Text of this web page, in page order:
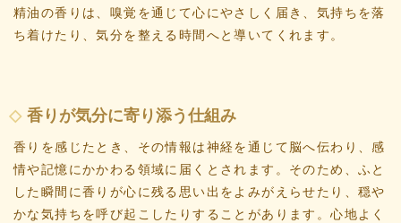
精油の香りは、嗅覚を通じて心にやさしく届き、気持ちを落
ち着けたり、気分を整える時間へと導いてくれます。
香りが気分に寄り添う仕組み
香りを感じたとき、その情報は神経を通じて脳へ伝わり、感
情や記憶にかかわる領域に届くとされます。そのため、ふと
した瞬間に香りが心に残る思い出をよみがえらせたり、穏や
かな気持ちを呼び起こしたりすることがあります。心地よく